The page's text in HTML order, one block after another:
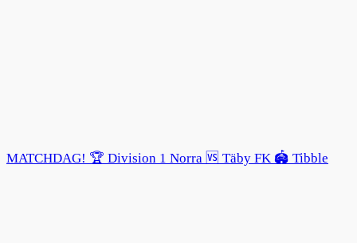
MATCHDAG! 🏆 Division 1 Norra 🆚 Täby FK 🏟️ Tibble